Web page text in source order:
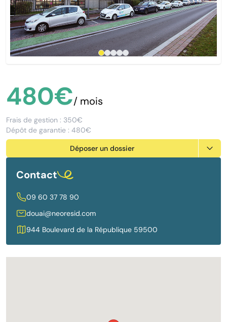
480€/ mois
Frais de gestion : 350€
Dépôt de garantie : 480€
Déposer un dossier
Contact
09 60 37 78 90
douai@neoresid.com
944 Boulevard de la République 59500